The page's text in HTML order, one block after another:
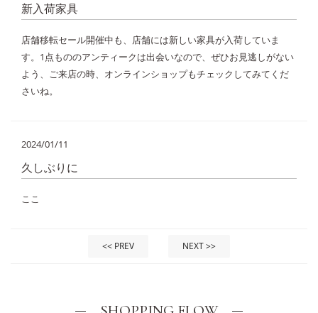
新入荷家具
店舗移転セール開催中も、店舗には新しい家具が入荷していま
す。1点もののアンティークは出会いなので、ぜひお見逃しがない
よう、ご来店の時、オンラインショップもチェックしてみてくだ
さいね。
2024/01/11
久しぶりに
ここ
<< PREV NEXT >>